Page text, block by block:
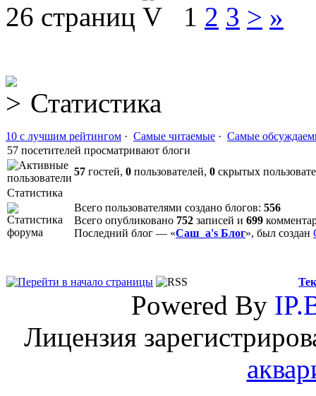
26 страниц 1 2 3 > »
Статистика
10 с лучшим рейтингом · Самые читаемые · Самые
57 посетителей просматривают блоги
57 гостей, 0 пользователей, 0 скрытых
Статистика
Всего пользователями создано блогов: 556
Всего опубликовано 752 записей и 699
Последний блог — «Саш_а's Блог», был создан
Powered By
Лицензия